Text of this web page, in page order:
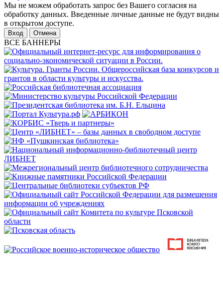
Мы не можем обработать запрос без Вашего согласия на
обработку данных. Введенные личные данные не будут видны
в открытом доступе.
Отмена
ВСЕ БАННЕРЫ